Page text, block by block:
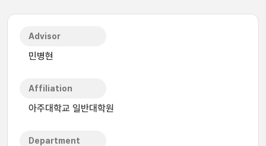
Advisor
민병현
Affiliation
아주대학교 일반대학원
Department